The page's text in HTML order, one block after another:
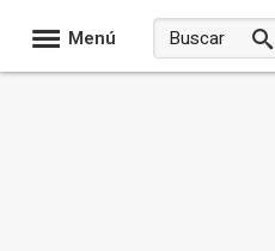
Menú